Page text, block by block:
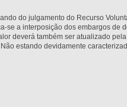
do julgamento do Recurso
a interposição dos embargos de
deverá também ser atualizado
estando devidamente